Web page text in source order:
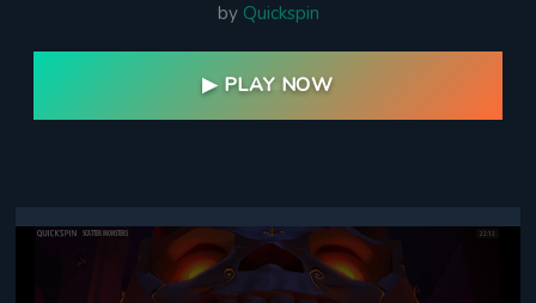
by Quickspin
▶ PLAY NOW